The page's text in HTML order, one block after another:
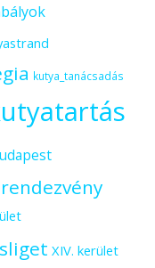
kutya_tanácsadás
rendezvény
XIV. kerület